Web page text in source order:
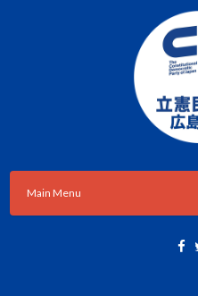
立憲民主党広島
Main Menu